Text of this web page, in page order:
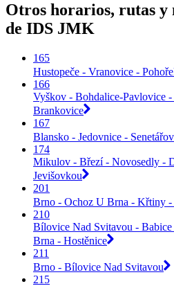
Otros horarios, rutas y
de IDS JMK
165
Hustopeče - Vranovice -
166
Vyškov - Bohdalice-Pavlovice
Brankovice
167
Blansko - Jedovnice -
174
Mikulov - Březí - Novosedly -
Jevišovkou
201
Brno - Ochoz U Brna - Křtiny -
210
Bílovice Nad Svitavou -
Brna - Hostěnice
211
Brno - Bílovice Nad Svitavou
215